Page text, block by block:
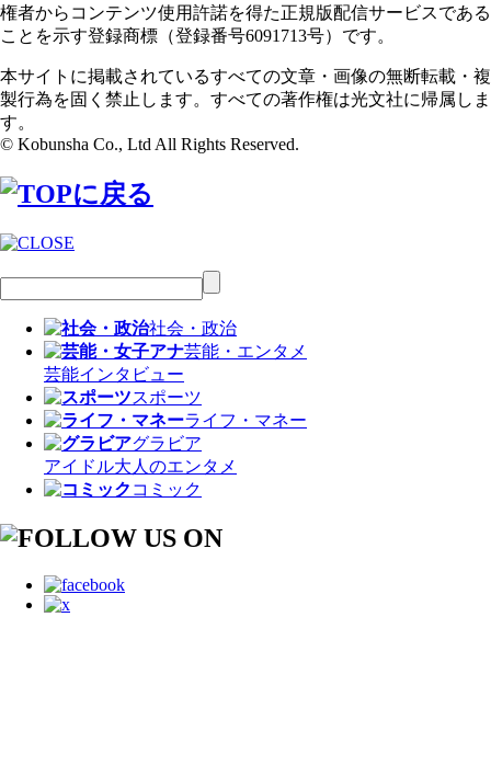
権者からコンテンツ使用許諾を得た正規版配信サービスである
ことを示す登録商標（登録番号6091713号）です。
本サイトに掲載されているすべての文章・画像の無断転載・複
製行為を固く禁止します。すべての著作権は光文社に帰属しま
す。
© Kobunsha Co., Ltd All Rights Reserved.
社会・政治
芸能・エンタメ
芸能インタビュー
スポーツ
ライフ・マネー
グラビア
アイドル大人のエンタメ
コミック